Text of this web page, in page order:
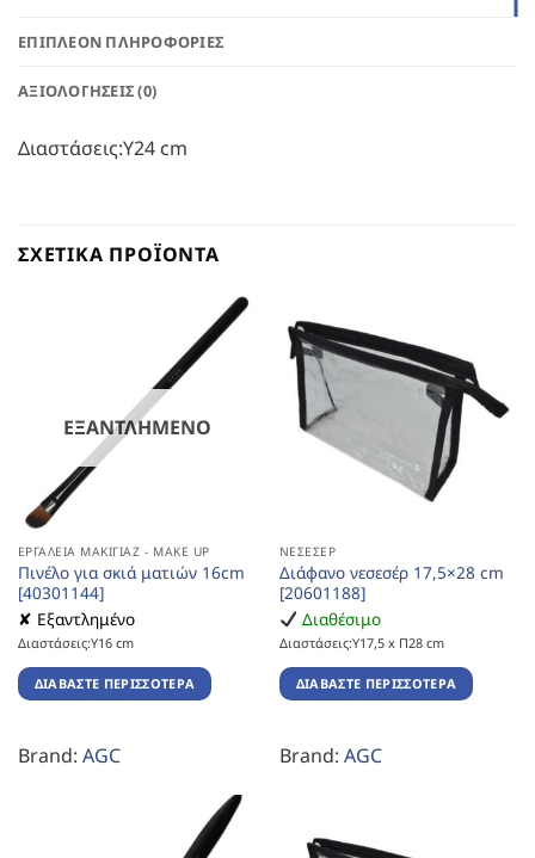
ΕΠΙΠΛΈΟΝ ΠΛΗΡΟΦΟΡΊΕΣ
ΑΞΙΟΛΟΓΉΣΕΙΣ (0)
Διαστάσεις:Υ24 cm
ΣΧΕΤΙΚΆ ΠΡΟΪΌΝΤΑ
ΕΞΑΝΤΛΗΜΈΝΟ
ΕΡΓΑΛΕΊΑ ΜΑΚΙΓΙΆΖ - MAKE UP
Πινέλο για σκιά ματιών 16cm
[40301144]
✘ Εξαντλημένο
Διαστάσεις:Υ16 cm
ΔΙΑΒΆΣΤΕ ΠΕΡΙΣΣΌΤΕΡΑ
Brand: AGC
ΝΕΣΕΣΈΡ
Διάφανο νεσεσέρ 17,5×28 cm
[20601188]
Διαθέσιμο
Διαστάσεις:Υ17,5 x Π28 cm
ΔΙΑΒΆΣΤΕ ΠΕΡΙΣΣΌΤΕΡΑ
Brand: AGC